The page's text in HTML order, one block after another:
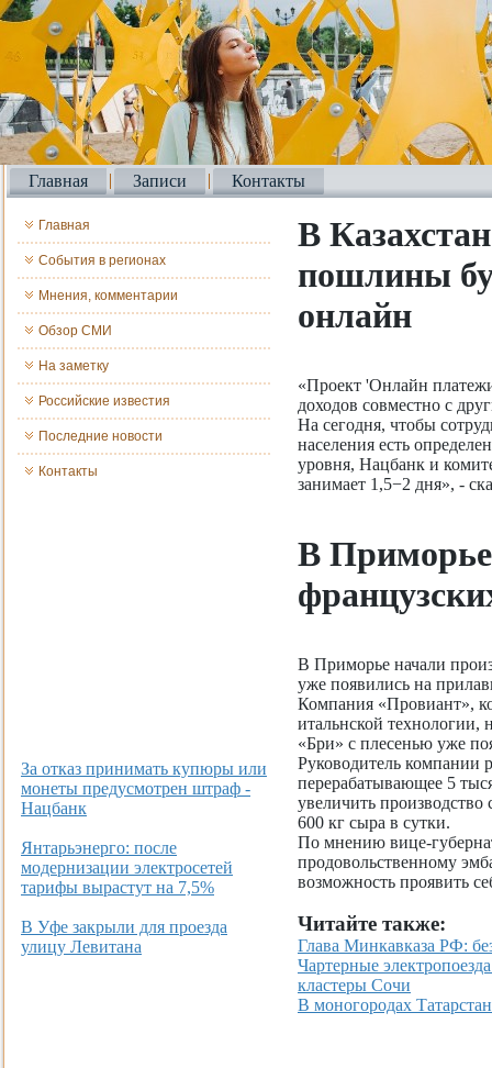
Главная Записи Контакты
Главная
События в регионах
Мнения, комментарии
Обзор СМИ
На заметку
Российские известия
Последние новости
Контакты
За отказ принимать купюры или
монеты предусмотрен штраф -
Нацбанк
Янтарьэнерго: после
модернизации электросетей
тарифы вырастут на 7,5%
В Уфе закрыли для проезда
улицу Левитана
В
пошлины
онлайн
«Проект 'Онлайн
доходов совместно с
На сегодня, чтобы
населения есть
уровня, Нацбанк и
занимает 1,5−2 дня», -
В Приморье
В Приморье начали
уже появились на
Компания «Провиант»,
итальнской технологии,
«Бри» с плесенью уже
Руководитель компании
перерабатывающее 5
увеличить
600 кг сыра в сутки.
По мнению вице-
продовольственному
возможность проявить
Читайте также:
Глава Минкавказа РФ:
Чартерные
кластеры Сочи
В моногородах